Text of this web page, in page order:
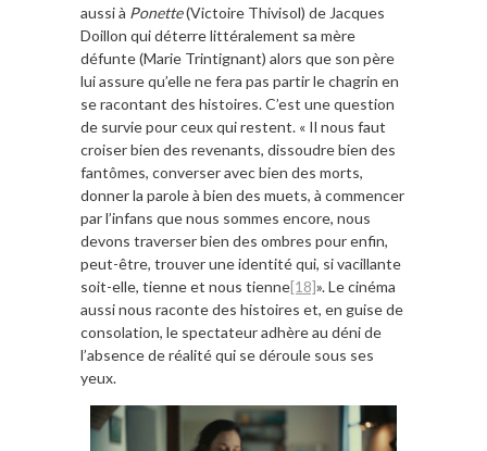
aussi à Ponette(Victoire Thivisol) de Jacques
Doillon qui déterre littéralement sa mère
défunte (Marie Trintignant) alors que son père
lui assure qu’elle ne fera pas partir le chagrin en
se racontant des histoires. C’est une question
de survie pour ceux qui restent. « Il nous faut
croiser bien des revenants, dissoudre bien des
fantômes, converser avec bien des morts,
donner la parole à bien des muets, à commencer
par l’infans que nous sommes encore, nous
devons traverser bien des ombres pour enfin,
peut-être, trouver une identité qui, si vacillante
soit-elle, tienne et nous tienne[18]». Le cinéma
aussi nous raconte des histoires et, en guise de
consolation, le spectateur adhère au déni de
l’absence de réalité qui se déroule sous ses
yeux.